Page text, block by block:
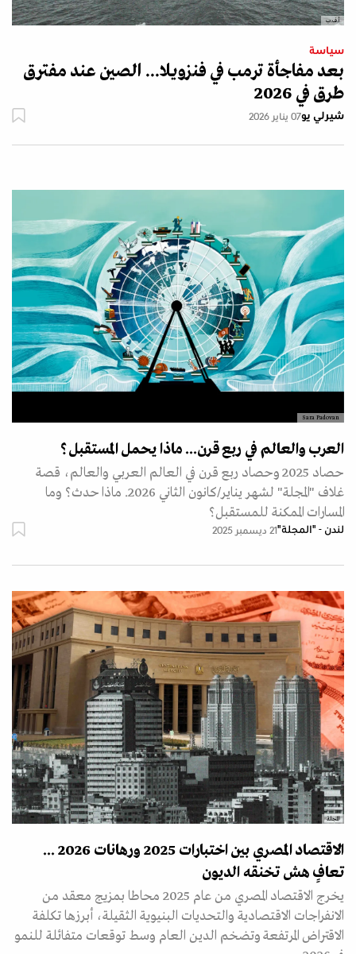
أ.ف.ب
سياسة
بعد مفاجأة ترمب في فنزويلا... الصين عند مفترق
طرق في 2026
شيرلي يو07 يناير 2026
Sara Padovan
العرب والعالم في ربع قرن... ماذا يحمل المستقبل؟
حصاد 2025 وحصاد ربع قرن في العالم العربي والعالم، قصة
غلاف "المجلة" لشهر يناير/كانون الثاني 2026. ماذا حدث؟ وما
المسارات الممكنة للمستقبل؟
لندن - "المجلة"21 ديسمبر 2025
المجلة
الاقتصاد المصري بين اختبارات 2025 ورهانات 2026 ...
تعافٍ هش تخنقه الديون
يخرج الاقتصاد المصري من عام 2025 محاطا بمزيج معقد من
الانفراجات الاقتصادية والتحديات البنيوية الثقيلة، أبرزها تكلفة
الاقتراض المرتفعة وتضخم الدين العام وسط توقعات متفائلة للنمو